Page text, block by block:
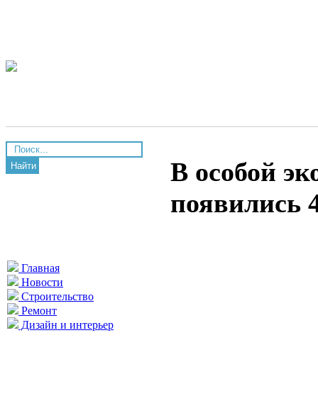
Найти
Главная
Новости
Строительство
Ремонт
Дизайн и интерьер
В особой
появились